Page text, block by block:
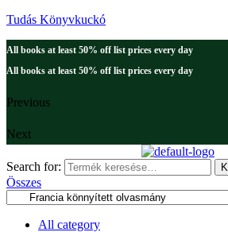
Tudás Könyvkuckó
All books at least 50% off list prices every day
All books at least 50% off list prices every day
Previous
Next
Search for:
Összes
All category